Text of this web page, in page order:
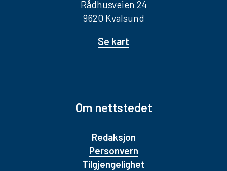
Rådhusveien 24
9620 Kvalsund
Se kart
Om nettstedet
Redaksjon
Personvern
Tilgjengelighet